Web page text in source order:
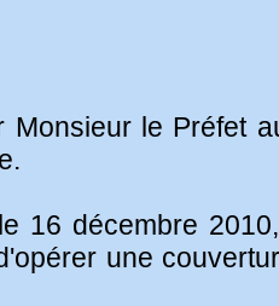
le Préfet
16 décembre
une